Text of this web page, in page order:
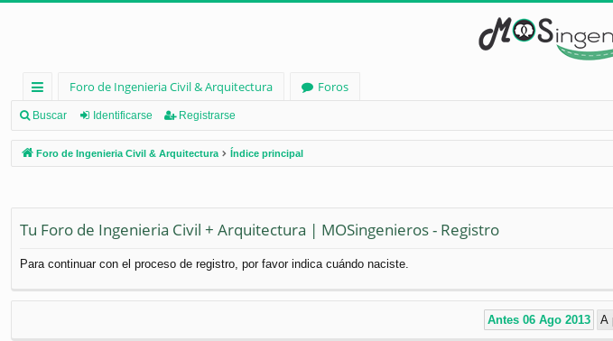
nl
ac
es
pi
Foro de Ingenieria Civil & Arquitectura
Foros
Buscar Identificarse Registrarse
Foro de Ingenieria Civil & Arquitectura Índice principal
Tu Foro de Ingenieria Civil + Arquitectura | MOSingenieros - Registro
Para continuar con el proceso de registro, por favor indica cuándo naciste.